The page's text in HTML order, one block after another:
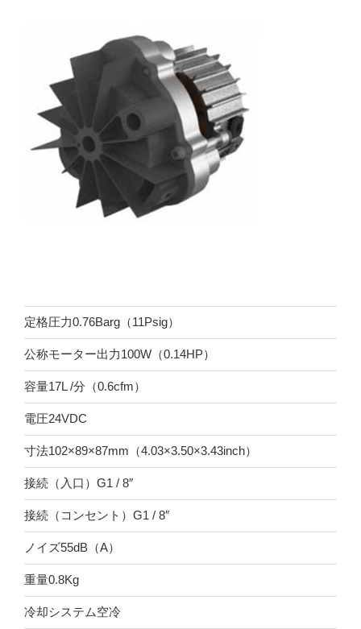
定格圧力0.76Barg（11Psig）
公称モーター出力100W（0.14HP）
容量17L /分（0.6cfm）
電圧24VDC
寸法102×89×87mm（4.03×3.50×3.43inch）
接続（入口）G1 / 8″
接続（コンセント）G1 / 8″
ノイズ55dB（A）
重量0.8Kg
冷却システム空冷